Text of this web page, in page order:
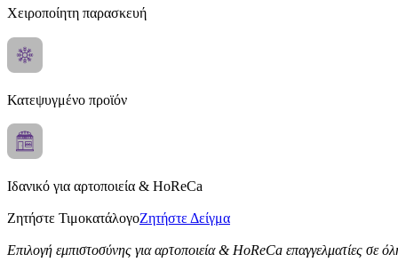
Χειροποίητη παρασκευή
Κατεψυγμένο προϊόν
Ιδανικό για αρτοποιεία & HoReCa
Ζητήστε ΤιμοκατάλογοΖητήστε Δείγμα
Επιλογή εμπιστοσύνης για αρτοποιεία & HoReCa επαγγελματίες σε